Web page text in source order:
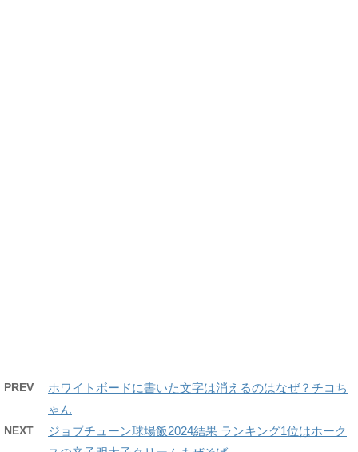
PREV
ホワイトボードに書いた文字は消えるのはなぜ？チコち
ゃん
NEXT
ジョブチューン球場飯2024結果 ランキング1位はホーク